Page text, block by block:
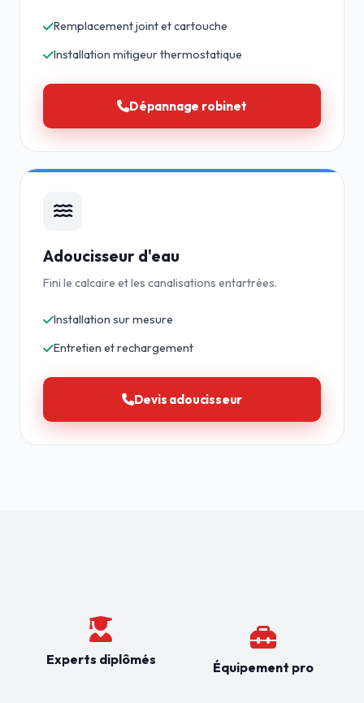
Remplacement joint et cartouche
Installation mitigeur thermostatique
Dépannage robinet
Adoucisseur d'eau
Fini le calcaire et les canalisations entartrées.
Installation sur mesure
Entretien et rechargement
Devis adoucisseur
Experts diplômés Équipement pro